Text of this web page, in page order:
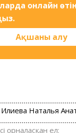
онлайн
Ақшаны алу
Илиева Наталья
орналасқан ел: